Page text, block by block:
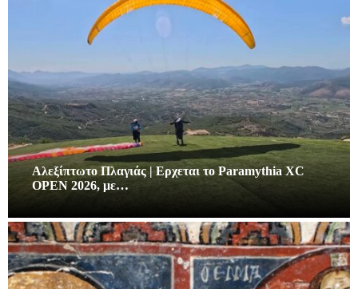
Αλεξίπτωτο Πλαγιάς | Ερχεται το Paramythia XC
OPEN 2026, με…